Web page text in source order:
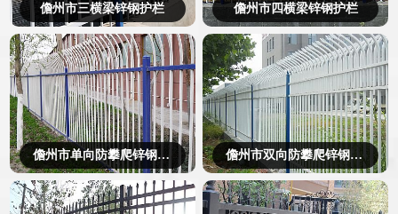
儋州市三横梁锌钢护栏 儋州市四横梁锌钢护栏
儋州市单向防攀爬锌钢护栏 儋州市双向防攀爬锌钢护栏